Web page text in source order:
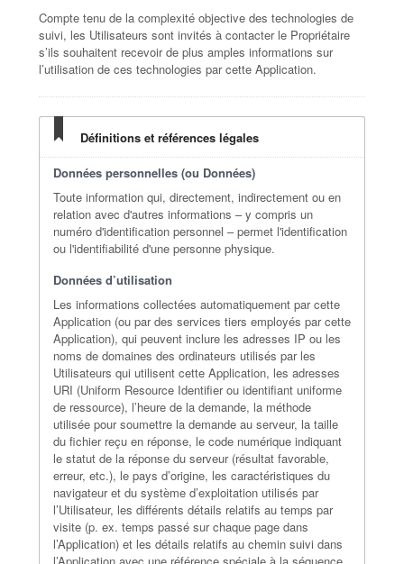
Compte tenu de la complexité objective des technologies de
suivi, les Utilisateurs sont invités à contacter le Propriétaire
s’ils souhaitent recevoir de plus amples informations sur
l’utilisation de ces technologies par cette Application.
Définitions et références légales
Données personnelles (ou Données)
Toute information qui, directement, indirectement ou en
relation avec d'autres informations – y compris un
numéro d'identification personnel – permet l'identification
ou l'identifiabilité d'une personne physique.
Données d’utilisation
Les informations collectées automatiquement par cette
Application (ou par des services tiers employés par cette
Application), qui peuvent inclure les adresses IP ou les
noms de domaines des ordinateurs utilisés par les
Utilisateurs qui utilisent cette Application, les adresses
URI (Uniform Resource Identifier ou identifiant uniforme
de ressource), l’heure de la demande, la méthode
utilisée pour soumettre la demande au serveur, la taille
du fichier reçu en réponse, le code numérique indiquant
le statut de la réponse du serveur (résultat favorable,
erreur, etc.), le pays d’origine, les caractéristiques du
navigateur et du système d’exploitation utilisés par
l’Utilisateur, les différents détails relatifs au temps par
visite (p. ex. temps passé sur chaque page dans
l’Application) et les détails relatifs au chemin suivi dans